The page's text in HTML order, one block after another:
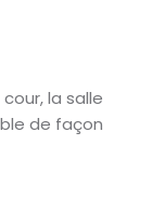
la salle
de façon